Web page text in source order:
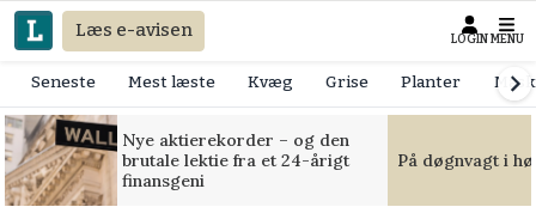
Læs e-avisen LOGIN MENU
Seneste Mest læste Kvæg Grise Planter
Nye aktierekorder – og den
brutale lektie fra et 24-årigt
finansgeni
På døgnvagt i